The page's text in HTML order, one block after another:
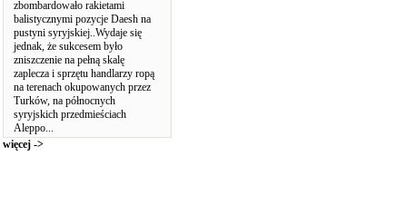
zbombardowało rakietami
balistycznymi pozycje Daesh na
pustyni syryjskiej..Wydaje się
jednak, że sukcesem było
zniszczenie na pełną skalę
zaplecza i sprzętu handlarzy ropą
na terenach okupowanych przez
Turków, na północnych
syryjskich przedmieściach
Aleppo...
więcej ->